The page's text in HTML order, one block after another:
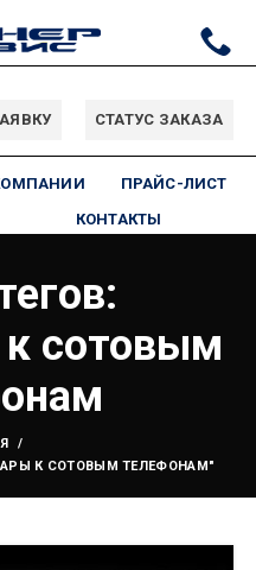
СТАТУС ЗАКАЗА
ПРАЙС-ЛИСТ
КОНТАКТЫ
к сотовым
К СОТОВЫМ ТЕЛЕФОНАМ"